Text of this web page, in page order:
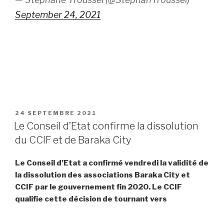
September 24, 2021
PUBLIÉ
LE
24 SEPTEMBRE 2021
Le Conseil d’Etat confirme la dissolution
du CCIF et de Baraka City
Le Conseil d’Etat a confirmé vendredi la validité de
la dissolution des associations Baraka City et
CCIF par le gouvernement fin 2020. Le CCIF
qualifie cette décision de tournant vers